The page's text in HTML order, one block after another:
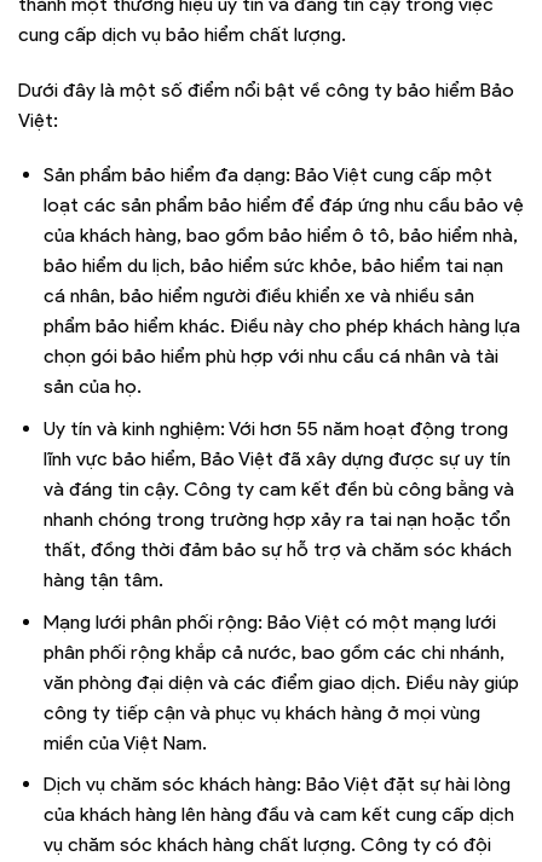
cung cấp dịch vụ bảo hiểm chất lượng.
Dưới đây là một số điểm nổi bật về công ty bảo hiểm Bảo
Việt:
Sản phẩm bảo hiểm đa dạng: Bảo Việt cung cấp một
loạt các sản phẩm bảo hiểm để đáp ứng nhu cầu bảo vệ
của khách hàng, bao gồm bảo hiểm ô tô, bảo hiểm nhà,
bảo hiểm du lịch, bảo hiểm sức khỏe, bảo hiểm tai nạn
cá nhân, bảo hiểm người điều khiển xe và nhiều sản
phẩm bảo hiểm khác. Điều này cho phép khách hàng lựa
chọn gói bảo hiểm phù hợp với nhu cầu cá nhân và tài
sản của họ.
Uy tín và kinh nghiệm: Với hơn 55 năm hoạt động trong
lĩnh vực bảo hiểm, Bảo Việt đã xây dựng được sự uy tín
và đáng tin cậy. Công ty cam kết đền bù công bằng và
nhanh chóng trong trường hợp xảy ra tai nạn hoặc tổn
thất, đồng thời đảm bảo sự hỗ trợ và chăm sóc khách
hàng tận tâm.
Mạng lưới phân phối rộng: Bảo Việt có một mạng lưới
phân phối rộng khắp cả nước, bao gồm các chi nhánh,
văn phòng đại diện và các điểm giao dịch. Điều này giúp
công ty tiếp cận và phục vụ khách hàng ở mọi vùng
miền của Việt Nam.
Dịch vụ chăm sóc khách hàng: Bảo Việt đặt sự hài lòng
của khách hàng lên hàng đầu và cam kết cung cấp dịch
vụ chăm sóc khách hàng chất lượng. Công ty có đội